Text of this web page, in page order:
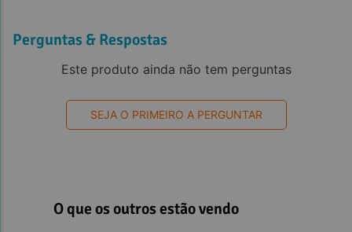
Perguntas & Respostas
Este produto ainda não tem perguntas
SEJA O PRIMEIRO A PERGUNTAR
O que os outros estão vendo